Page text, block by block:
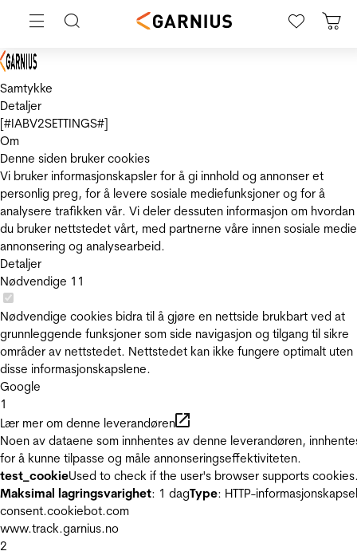
Samtykke
Detaljer
[#IABV2SETTINGS#]
Om
Denne siden bruker cookies
Vi bruker informasjonskapsler for å gi innhold og annonser et
personlig preg, for å levere sosiale mediefunksjoner og for å
analysere trafikken vår. Vi deler dessuten informasjon om hvordan
du bruker nettstedet vårt, med partnerne våre innen sosiale
annonsering og analysearbeid.
Detaljer
Nødvendige 11
Nødvendige cookies bidra til å gjøre en nettside brukbart ved at
grunnleggende funksjoner som side navigasjon og tilgang til sikre
områder av nettstedet. Nettstedet kan ikke fungere optimalt uten
disse informasjonskapslene.
Google
1
Lær mer om denne leverandøren
Noen av dataene som innhentes av denne leverandøren,
for å kunne tilpasse og måle annonseringseffektiviteten.
test_cookieUsed to check if the user's browser supports
Maksimal lagringsvarighet: 1 dagType: HTTP-informasjonskapsel
consent.cookiebot.com
www.track.garnius.no
2